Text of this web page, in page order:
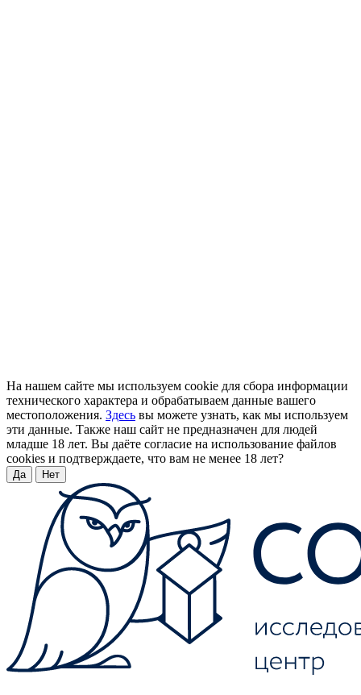
На нашем сайте мы используем cookie для сбора информации
технического характера и обрабатываем данные вашего
местоположения. Здесь вы можете узнать, как мы используем
эти данные. Также наш сайт не предназначен для людей
младше 18 лет. Вы даёте согласие на использование файлов
cookies и подтверждаете, что вам не менее 18 лет?
Да Нет